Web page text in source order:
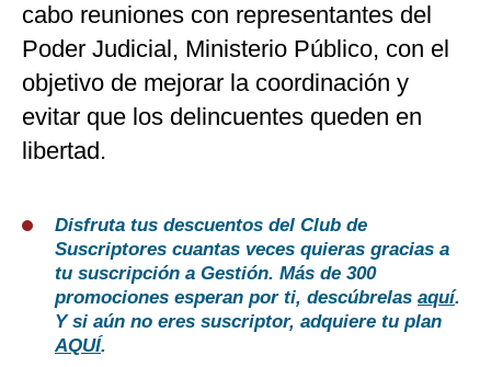
cabo reuniones con representantes del
Poder Judicial, Ministerio Público, con el
objetivo de mejorar la coordinación y
evitar que los delincuentes queden en
libertad.
Disfruta tus descuentos del Club de
Suscriptores cuantas veces quieras gracias a
tu suscripción a Gestión. Más de 300
promociones esperan por ti, descúbrelas aquí.
Y si aún no eres suscriptor, adquiere tu plan
AQUÍ.